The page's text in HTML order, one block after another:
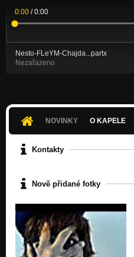
0:00 /0:00
Nesto-FLeYM-Chajda...partx
Nezařazeno
NOVINKY O KAPELE
Kontakty
Nově přidané fotky